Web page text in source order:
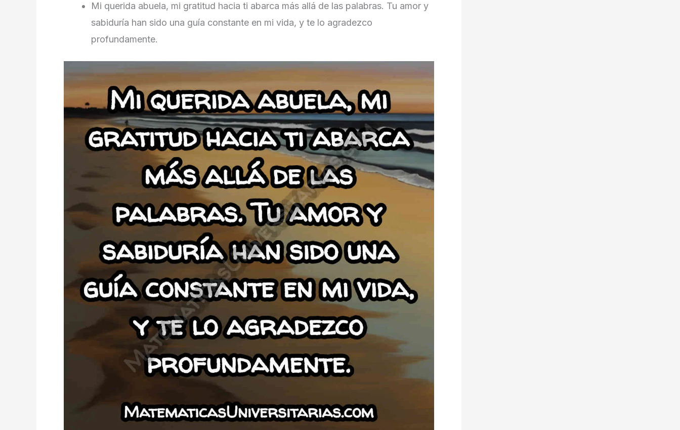
Mi querida abuela, mi gratitud hacia ti abarca más allá de las palabras. Tu amor y
sabiduría han sido una guía constante en mi vida, y te lo agradezco
profundamente.